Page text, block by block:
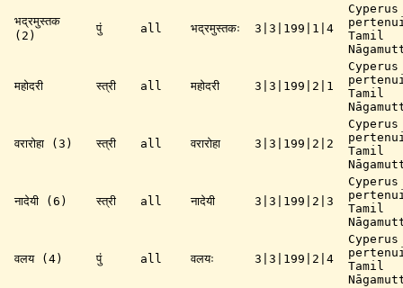
भद्रमुस्तक
(2)
पुं all भद्रमुस्तकः 3|3|199|1|4
Cyperus
Tamil
महोदरी स्त्री all महोदरी 3|3|199|2|1
Cyperus
Tamil
वरारोहा (3) स्त्री all वरारोहा 3|3|199|2|2
Cyperus
Tamil
नादेयी (6) स्त्री all नादेयी 3|3|199|2|3
Cyperus
Tamil
वलय (4) पुं all वलयः 3|3|199|2|4
Cyperus
Tamil